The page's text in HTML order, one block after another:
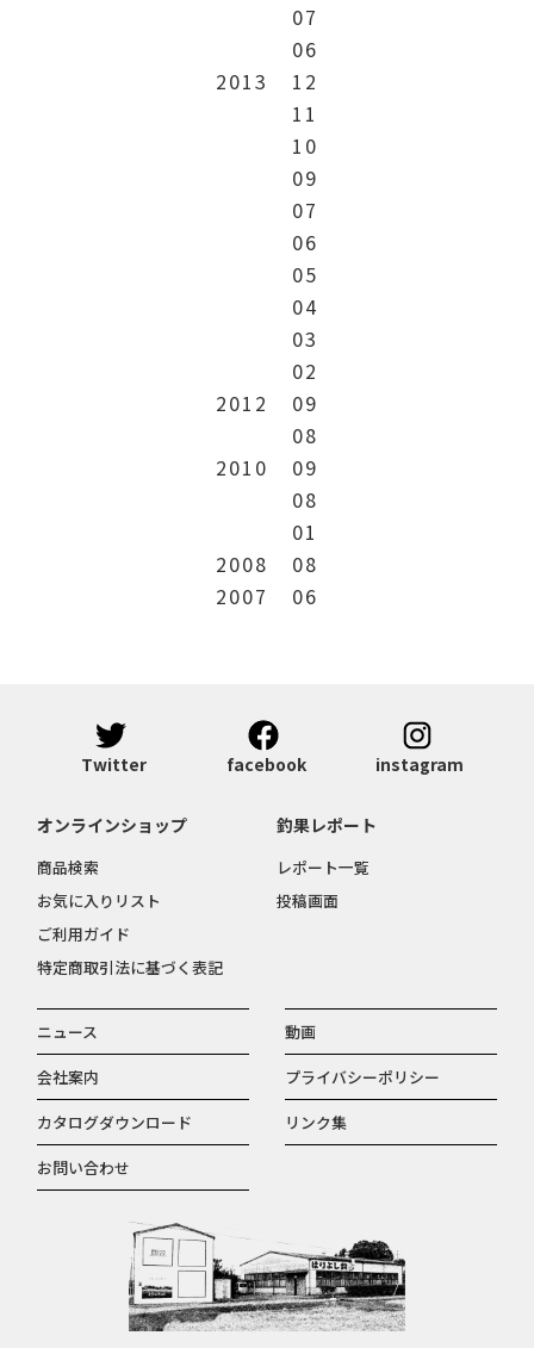
07
06
2013
12
11
10
09
07
06
05
04
03
02
2012
09
08
2010
09
08
01
2008
08
2007
06
Twitter facebook instagram
ニュース
動画
会社案内
プライバシーポリシー
カタログダウンロード
リンク集
お問い合わせ
オンラインショップ
商品検索
お気に入りリスト
ご利用ガイド
特定商取引法に基づく表記
釣果レポート
レポート一覧
投稿画面